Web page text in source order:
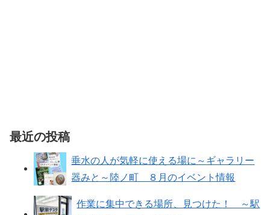
最近の投稿
垂水の人が気軽に使える場に～ギャラリー
器みと～陸ノ町 ８月のイベント情報
作業に集中できる場所、見つけた！ ～駅